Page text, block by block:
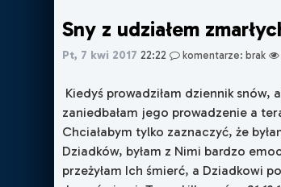
Sny z udziałem
Pt, 7 kwi 2017 22:22 komentarze: brak
Kiedyś prowadziłam dziennik snów,
zaniedbałam jego prowadzenie a
Chciałabym tylko zaznaczyć, że
Dziadków, byłam z Nimi bardzo
przeżyłam Ich śmierć, a Dziadkowi